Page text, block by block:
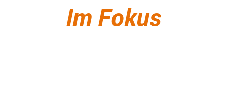
Im Fokus